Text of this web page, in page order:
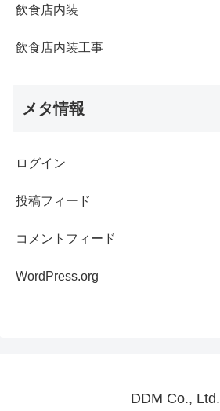
飲食店内装
飲食店内装工事
メタ情報
ログイン
投稿フィード
コメントフィード
WordPress.org
DDM Co., Ltd.